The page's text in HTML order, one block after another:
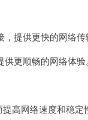
提供更快的网络传
更顺畅的网络体验。
高网络速度和稳定